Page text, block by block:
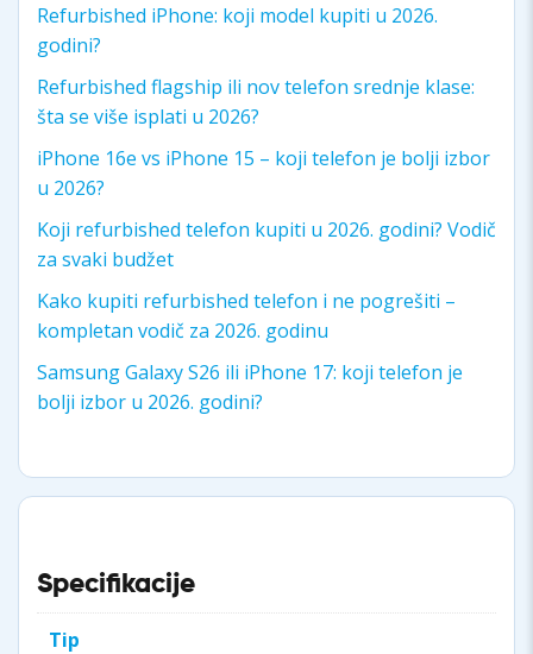
Refurbished iPhone: koji model kupiti u 2026.
godini?
Refurbished flagship ili nov telefon srednje klase:
šta se više isplati u 2026?
iPhone 16e vs iPhone 15 – koji telefon je bolji izbor
u 2026?
Koji refurbished telefon kupiti u 2026. godini? Vodič
za svaki budžet
Kako kupiti refurbished telefon i ne pogrešiti –
kompletan vodič za 2026. godinu
Samsung Galaxy S26 ili iPhone 17: koji telefon je
bolji izbor u 2026. godini?
Specifikacije
Tip